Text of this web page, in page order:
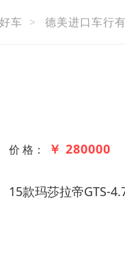
车 > 德美进口车行
价 格： ￥ 280000
15款玛莎拉帝GTS-